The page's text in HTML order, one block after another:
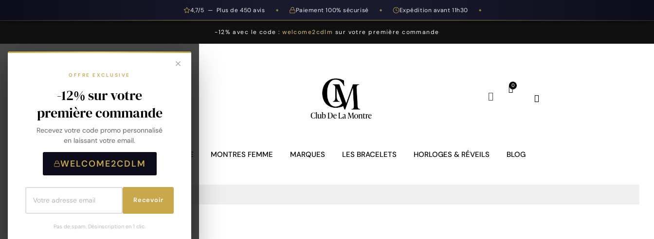
4,7/5 — Plus de 450 avis ◆ Paiement 100% sécurisé ◆ Expédition avant 11h30 ◆
-12% avec le code :welcome2cdlm sur votre première commande
OFFRE EXCLUSIVE
-12% sur votre
première commande
Recevez votre code promo personnalisé
en laissant votre email.
WELCOME2CDLM
Recevoir
Pas de spam. Désinscription en 1 clic.
MONTRES HOMME MONTRES FEMME MARQUES LES BRACELETS HORLOGES & RÉVEILS BLOG
Accueil Collier Argent 925 Rhodié 45 Cm